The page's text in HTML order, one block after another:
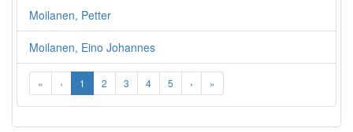
Moilanen, Petter
Moilanen, Eino Johannes
« ‹ 1 2 3 4 5 › »